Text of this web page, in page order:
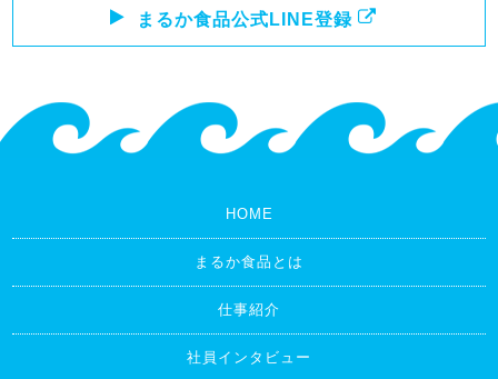
まるか食品公式LINE登録
HOME
まるか食品とは
仕事紹介
社員インタビュー